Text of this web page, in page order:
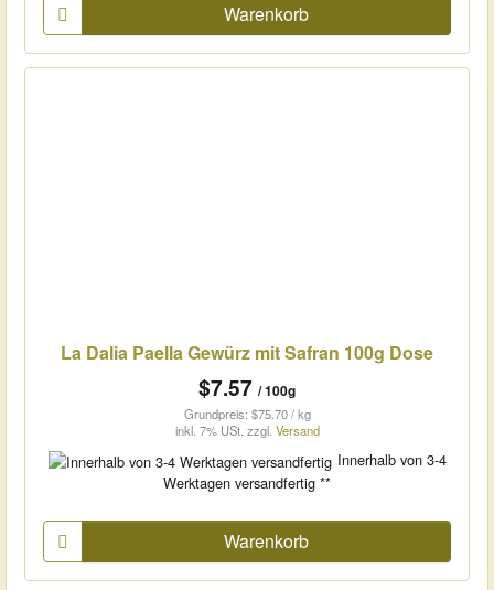
Warenkorb
La Dalia Paella Gewürz mit Safran 100g Dose
$7.57 / 100g
Grundpreis: $75.70 / kg
inkl. 7% USt. zzgl. Versand
Innerhalb von 3-4
Werktagen versandfertig **
Warenkorb